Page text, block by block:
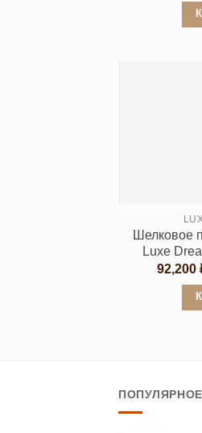
Шелковое
Luxe
92,200
ПОПУЛЯРНОЕ